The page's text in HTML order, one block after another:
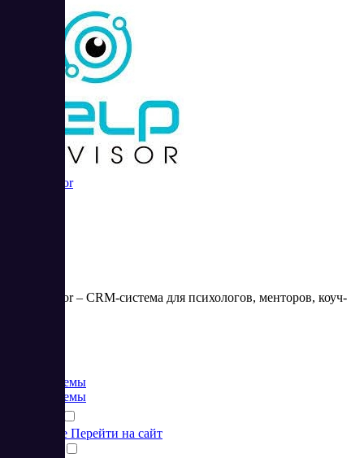
HelpAdvisor
HelpAdvisor – CRM-система для психологов, менторов, коуч-
CRM системы
CRM системы
Подробнее Перейти на сайт